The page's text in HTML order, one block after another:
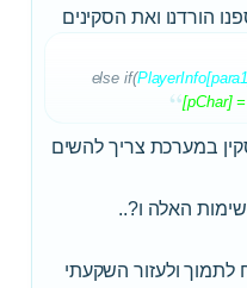
הורדנו ואת הסקינים
else if(
[pChar]
במערכת צריך להשים
האלה ו?..
לתמוך ולעזור השקעתי